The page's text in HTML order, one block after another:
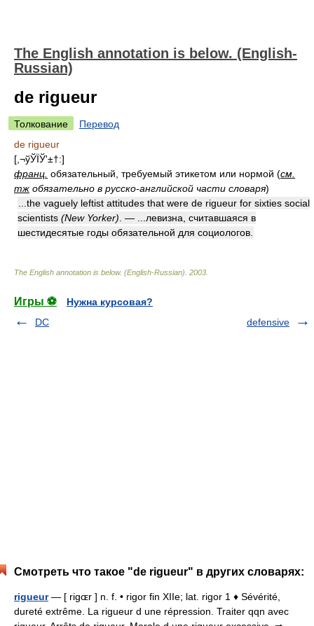
The English annotation is below. (English-
Russian)
de rigueur
Толкование
Перевод
de rigueur
[,¬ўЎЇЎ'±†:]
франц. обязательный, требуемый этикетом или нормой (см.
тж обязательно в русско-английской части словаря)
...the vaguely leftist attitudes that were de rigueur for sixties social
scientists (New Yorker) . — ...левизна, считавшаяся в
шестидесятые годы обязательной для социологов.
The English annotation is below. (English-Russian) 2003
Игры ⚽
Нужна курсовая?
DC
defensive
Смотреть что такое "de rigueur" в других словарях:
rigueur— [ rigɶr ] n. f. • rigor fin XIIe; lat. rigor 1 ♦ Sévérité,
dureté extrême. La rigueur d une répression. Traiter qqn avec